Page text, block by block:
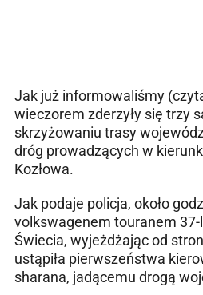
Jak już informowaliśmy
wieczorem zderzyły się trzy
skrzyżowaniu trasy
dróg prowadzących w
Kozłowa.
Jak podaje policja, około
volkswagenem touranem
Świecia, wyjeżdżając od
ustąpiła pierwszeństwa
sharana, jadącemu drogą